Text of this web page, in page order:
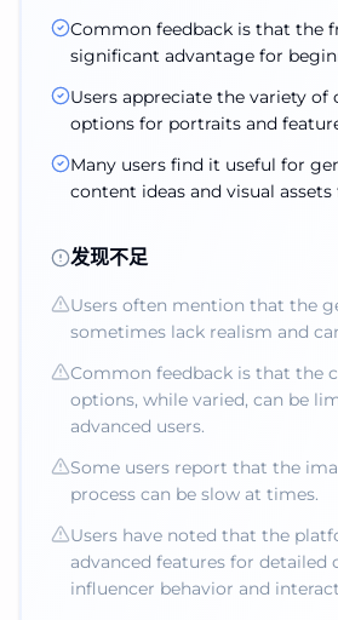
Common feedback is that the
significant advantage for
Users appreciate the variety
options for portraits and
Many users find it useful for
content ideas and visual
发现不足
Users often mention that the
sometimes lack realism and
Common feedback is that the
options, while varied, can be
advanced users.
Some users report that the
process can be slow at times.
Users have noted that the
advanced features for detailed
influencer behavior and